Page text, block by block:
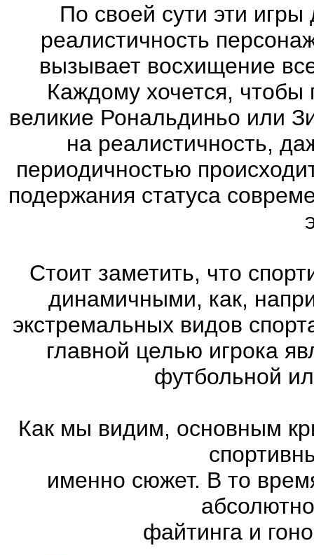
По своей сути эти
реалистичность
вызывает восхищение
Каждому хочется, чтобы
великие Рональдиньо или
на реалистичность,
периодичностью
подержания статуса
Стоит заметить, что
динамичными, как,
экстремальных видов
главной целью игрока
футбольной
Как мы видим, основным
именно сюжет. В то
файтинга и